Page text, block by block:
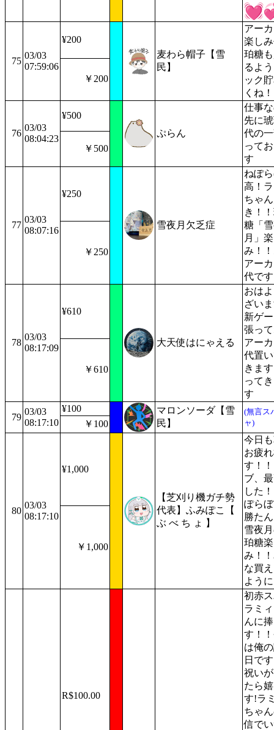
75
03/03
07:59:06
¥200
麦わら帽子【雪
民】
アー
楽し
珀糖
るよ
ック
くね！
￥200
76
03/03
08:04:23
¥500
ぷらん
仕事
先に
代の
って
す
￥500
77
03/03
08:07:16
¥250
雪夜月欠乏症
ねぽ
高！
ちゃ
き！
糖「
月」
み！
アー
代で
￥250
78
03/03
08:17:09
¥610
大天使はにゃえる
おは
ざい
新ゲ
張っ
アー
代置
きま
って
す
￥610
79
03/03
08:17:10
¥100
マロンソーダ【雪
民】
(無言ス
ャ)
￥100
80
03/03
08:17:10
¥1,000
【芝刈り機ガチ勢
代表】ふみぽこ【
ぶ べ ち ょ 】
今日
お疲
す！
ブ、
した
ぽら
勝た
雪夜
珀糖
み！
な買
よう
￥1,000
R$100.00
初赤
ラミ
んに
す！
は俺
日で
祝い
たら
す!ラ
ちゃ
信で